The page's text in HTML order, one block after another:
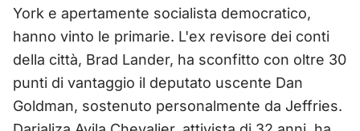
York e apertamente socialista democratico,
hanno vinto le primarie. L'ex revisore dei conti
della città, Brad Lander, ha sconfitto con oltre 30
punti di vantaggio il deputato uscente Dan
Goldman, sostenuto personalmente da Jeffries.